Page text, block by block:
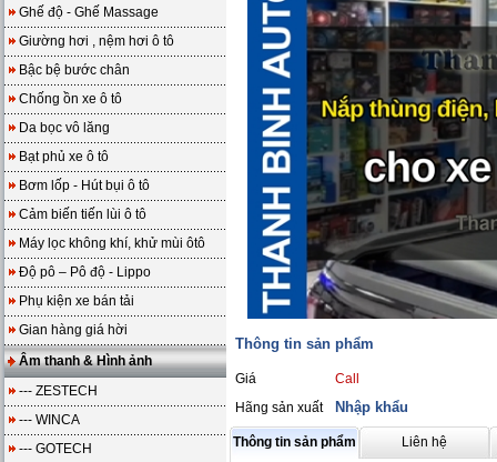
Ghế độ - Ghế Massage
Giường hơi , nệm hơi ô tô
Bậc bệ bước chân
Chống ồn xe ô tô
Da bọc vô lăng
Bạt phủ xe ô tô
Bơm lốp - Hút bụi ô tô
Cảm biến tiến lùi ô tô
Máy lọc không khí, khử mùi ôtô
Độ pô – Pô độ - Lippo
Phụ kiện xe bán tải
Gian hàng giá hời
Âm thanh & Hình ảnh
--- ZESTECH
--- WINCA
--- GOTECH
Thông tin sản phẩm
Giá
Call
Hãng sản xuất
Nhập khẩu
Thông tin sản phẩm Liên hệ